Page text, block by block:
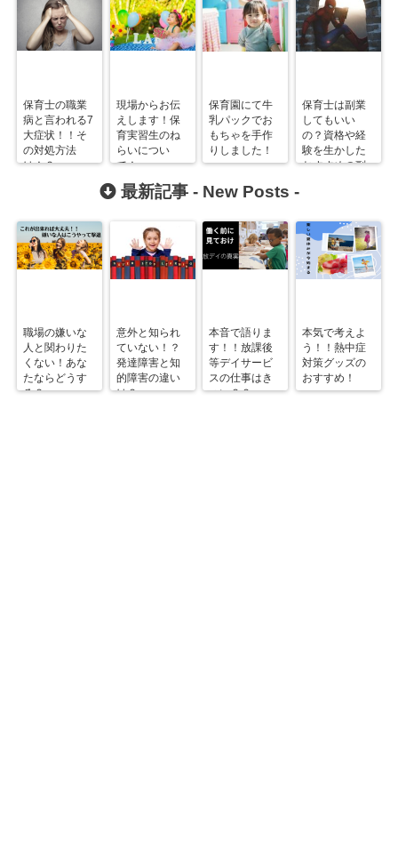
保育士の職業
病と言われる7
大症状！！そ
の対処方法
は！？
現場からお伝
えします！保
育実習生のね
らいについ
て！
保育園にて牛
乳パックでお
もちゃを手作
りしました！
保育士は副業
してもいい
の？資格や経
験を生かした
おすすめの副
最新記事 - New Posts -
職場の嫌いな
人と関わりた
くない！あな
たならどうす
る？
意外と知られ
ていない！？
発達障害と知
的障害の違い
は？
本音で語りま
す！！放課後
等デイサービ
スの仕事はき
つい？？
本気で考えよ
う！！熱中症
対策グッズの
おすすめ！